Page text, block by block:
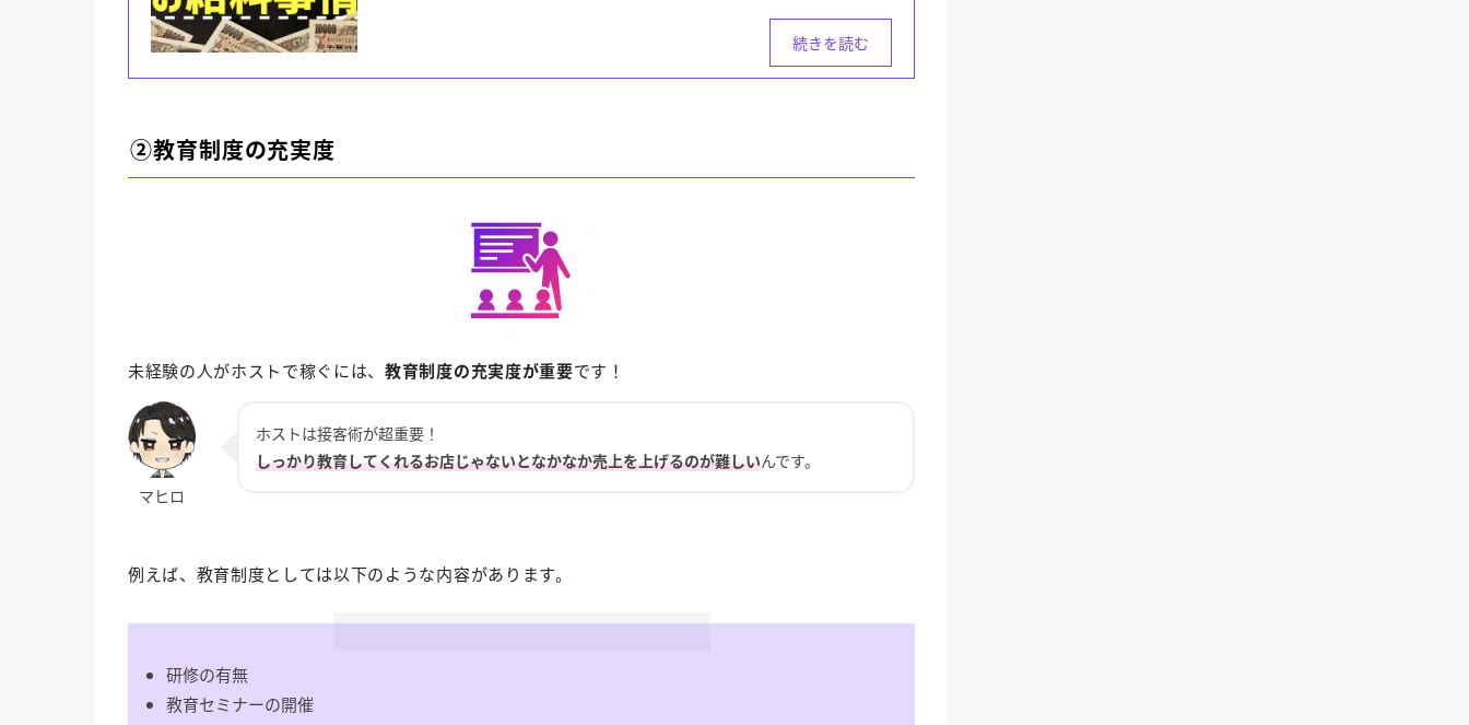
②教育制度の充実度
未経験の人がホストで稼ぐには、教育制度の充実度が重要です！
ホストは接客術が超重要！
しっかり教育してくれるお店じゃないとなかなか売上を上げるのが難しいんです。
例えば、教育制度としては以下のような内容があります。
研修の有無
教育セミナーの開催